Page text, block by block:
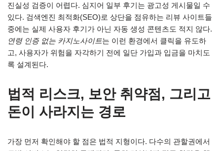
진실성 검증이 어렵다. 심지어 일부 후기는 광고성 게시물일 수
있다. 검색엔진 최적화(SEO)로 상단을 점유하는 리뷰 사이트들
중에는 실제 사용자 후기가 아닌 자동 생성 콘텐츠도 적지 않다.
연령 인증 없는 카지노사이트는 이런 환경에서 클릭을 유도하
고, 사용자가 위험을 자각하기 전에 일단 가입과 입금을 마치도
록 설계된다.
법적 리스크, 보안 취약점, 그리고
돈이 사라지는 경로
가장 먼저 확인해야 할 점은 법적 지형이다. 다수의 관할권에서